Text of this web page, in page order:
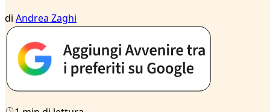
di Andrea Zaghi